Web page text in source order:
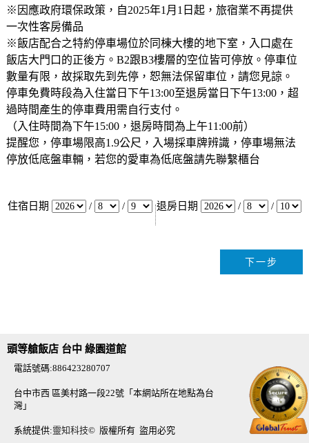
※因應政府環保政策，自2025年1月1日起，旅宿業不再提供
一次性客房備品
※飯店配合之特約停車場位於同棟大樓的地下室，入口處在
飯店大門口的正後方。B2跟B3樓層的空位皆可停放。停車位
數量有限，故採取先到先停，恕無法保留車位，請您見諒。
停車免費時段為入住當日下午13:00至退房當日下午13:00，超
過時間產生的停車費用需自行支付。
（入住時間為下午15:00，退房時間為上午11:00前）
提醒您，停車場限高1.9公尺，入場採車牌辨識，停車場無法
停放低底盤車輛，若您的愛車為低底盤請先聯繫櫃台
住宿日期 / / 退房日期 / /
頭等艙飯店 台中 綠園道館
電話號碼:886423280707
台中市西 區美村路一段22號「本網站所在地點為台
灣」
系統提供:靈知科技© 版權所有 盜用必究